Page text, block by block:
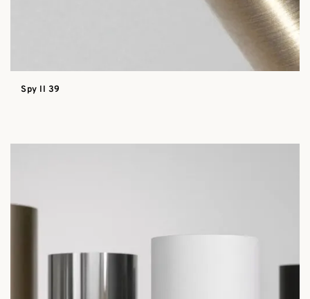
Spy II 39